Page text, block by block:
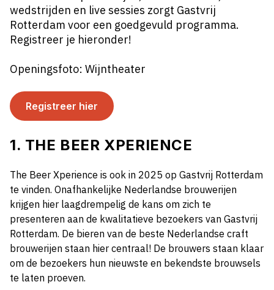
wedstrijden en live sessies zorgt Gastvrij
Rotterdam voor een goedgevuld programma.
Registreer je hieronder!
Openingsfoto: Wijntheater
Registreer hier
1. THE BEER XPERIENCE
The Beer Xperience is ook in 2025 op Gastvrij Rotterdam
te vinden. Onafhankelijke Nederlandse brouwerijen
krijgen hier laagdrempelig de kans om zich te
presenteren aan de kwalitatieve bezoekers van Gastvrij
Rotterdam. De bieren van de beste Nederlandse craft
brouwerijen staan hier centraal! De brouwers staan klaar
om de bezoekers hun nieuwste en bekendste brouwsels
te laten proeven.